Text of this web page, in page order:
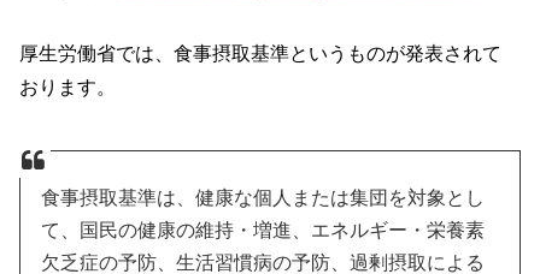
厚生労働省では、食事摂取基準というものが発表されて
おります。
食事摂取基準は、健康な個人または集団を対象とし
て、国民の健康の維持・増進、エネルギー・栄養素
欠乏症の予防、生活習慣病の予防、過剰摂取による